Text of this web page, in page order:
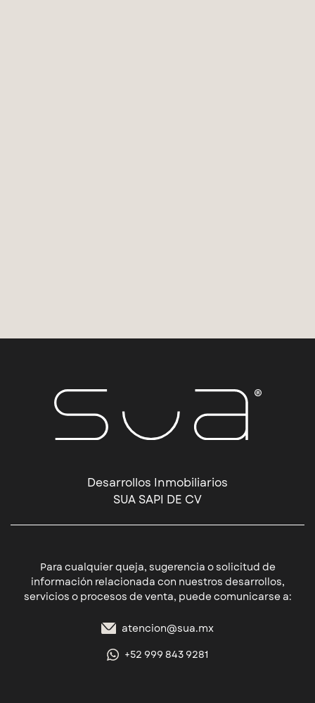
Desarrollos Inmobiliarios
SUA SAPI DE CV
Para cualquier queja, sugerencia o solicitud de
información relacionada con nuestros desarrollos,
servicios o procesos de venta, puede comunicarse a:
atencion@sua.mx
+52 999 843 9281